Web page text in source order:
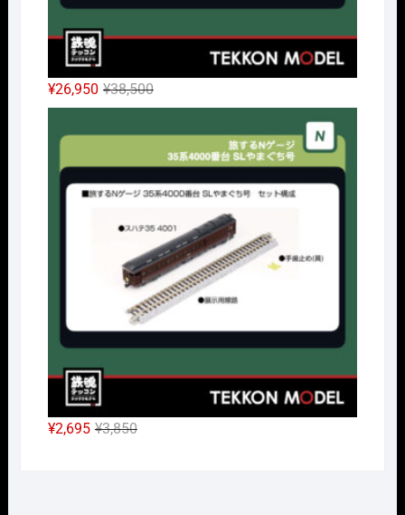
¥38,500元
の
価
¥38,500
し
た。
¥26,950
現
在
の
は
で
す。
¥3,850元
¥2,695
現